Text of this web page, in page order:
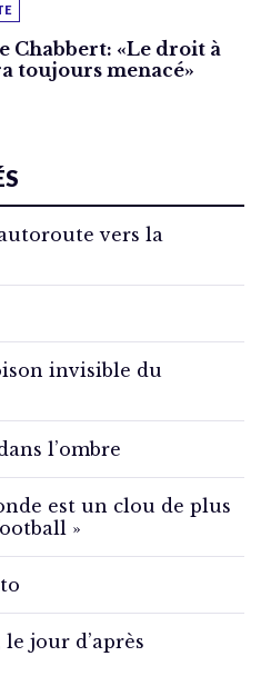
Chabbert: «Le droit à
toujours menacé»
vers la
invisible du
l’ombre
est un clou de plus
»
jour d’après